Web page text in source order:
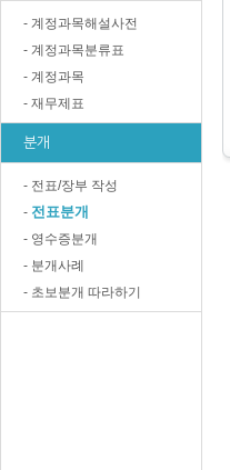
- 계정과목해설사전
- 계정과목분류표
- 계정과목
- 재무제표
분개
- 전표/장부 작성
- 전표분개
- 영수증분개
- 분개사례
- 초보분개 따라하기